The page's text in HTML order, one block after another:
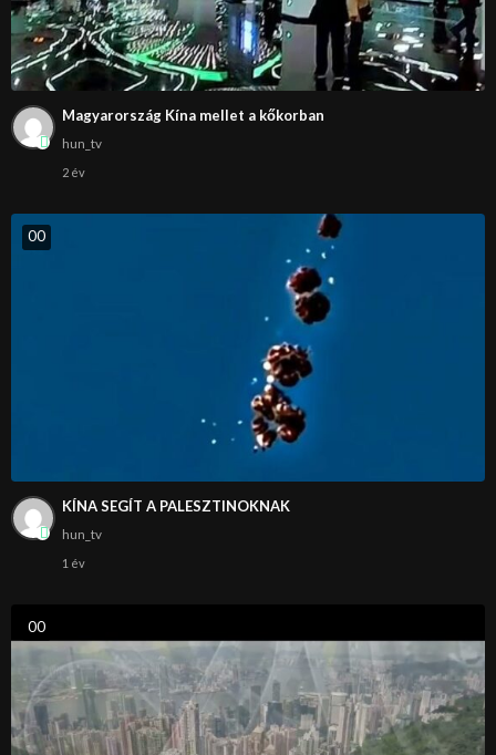
Magyarország Kína mellet a kőkorban
hun_tv
2 év
00
KÍNA SEGÍT A PALESZTINOKNAK
hun_tv
1 év
00